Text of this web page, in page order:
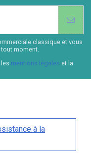
classique et vous
moment.
mentions légales et la
à la